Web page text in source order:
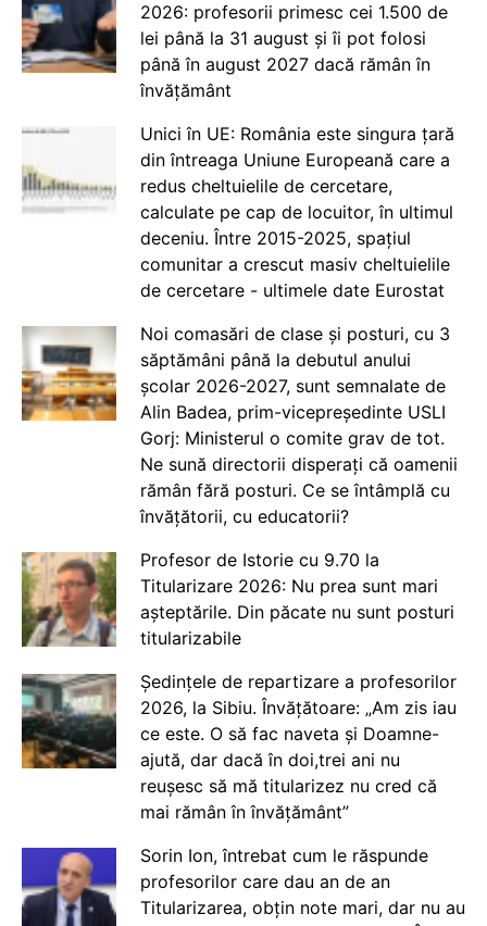
2026: profesorii primesc cei 1.500 de
lei până la 31 august și îi pot folosi
până în august 2027 dacă rămân în
învățământ
Unici în UE: România este singura țară
din întreaga Uniune Europeană care a
redus cheltuielile de cercetare,
calculate pe cap de locuitor, în ultimul
deceniu. Între 2015-2025, spațiul
comunitar a crescut masiv cheltuielile
de cercetare - ultimele date Eurostat
Noi comasări de clase și posturi, cu 3
săptămâni până la debutul anului
școlar 2026-2027, sunt semnalate de
Alin Badea, prim-vicepreședinte USLI
Gorj: Ministerul o comite grav de tot.
Ne sună directorii disperați că oamenii
rămân fără posturi. Ce se întâmplă cu
învățătorii, cu educatorii?
Profesor de Istorie cu 9.70 la
Titularizare 2026: Nu prea sunt mari
așteptările. Din păcate nu sunt posturi
titularizabile
Ședințele de repartizare a profesorilor
2026, la Sibiu. Învățătoare: „Am zis iau
ce este. O să fac naveta și Doamne-
ajută, dar dacă în doi,trei ani nu
reușesc să mă titularizez nu cred că
mai rămân în învățământ”
Sorin Ion, întrebat cum le răspunde
profesorilor care dau an de an
Titularizarea, obțin note mari, dar nu au